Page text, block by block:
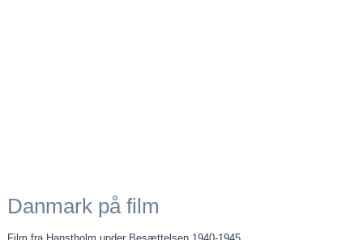
Danmark på film